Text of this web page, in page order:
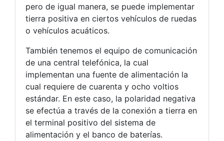
pero de igual manera, se puede implementar
tierra positiva en ciertos vehículos de ruedas
o vehículos acuáticos.
También tenemos el equipo de comunicación
de una central telefónica, la cual
implementan una fuente de alimentación la
cual requiere de cuarenta y ocho voltios
estándar. En este caso, la polaridad negativa
se efectúa a través de la conexión a tierra en
el terminal positivo del sistema de
alimentación y el banco de baterías.